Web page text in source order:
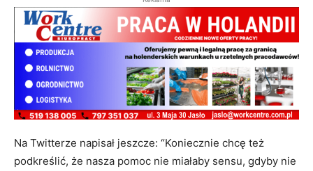
Na Twitterze napisał jeszcze: “Koniecznie chcę też
podkreślić, że nasza pomoc nie miałaby sensu, gdyby nie